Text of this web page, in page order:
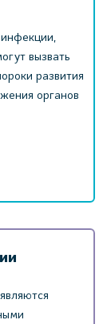
вызвать
развития
органов